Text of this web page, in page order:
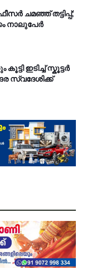
ചമഞ്ഞ് തട്ടിപ്പ്;
നാലുപേർ
ഇടിച്ച് സ്കൂട്ടർ
സ്വദേശിക്ക്